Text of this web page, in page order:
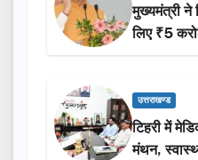
मुख्यमंत्री ने
लिए ₹5
उत्तराखण्ड
टिहरी में
मंथन,